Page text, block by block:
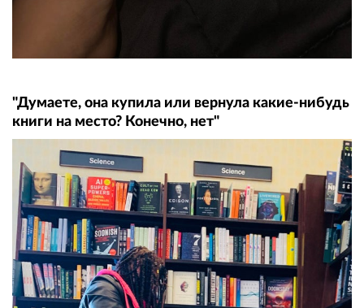
"Думаете, она купила или вернула какие-нибудь
книги на место? Конечно, нет"